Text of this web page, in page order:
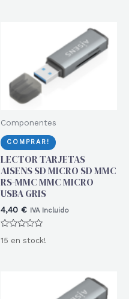
Componentes
COMPRAR!
LECTOR TARJETAS
AISENS SD MICRO SD MMC
RS-MMC MMC MICRO
USBA GRIS
4,40 € IVA Incluido
con
15 en stock!